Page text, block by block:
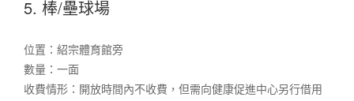
5. 棒/壘球場
位置：紹宗體育館旁
數量：一面
收費情形：開放時間內不收費，但需向健康促進中心另行借用